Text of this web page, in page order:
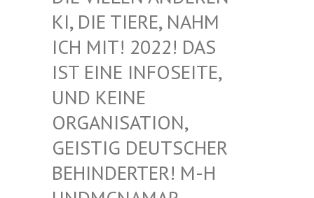
I, DIE TIERE, NAHM I
CH MIT! 2022! DAS I
ST EINE INFOSEITE, U
ND KEINE O
RGANISATION, G
EISTIG DEUTSCHER B
EHINDERTER! M-H U